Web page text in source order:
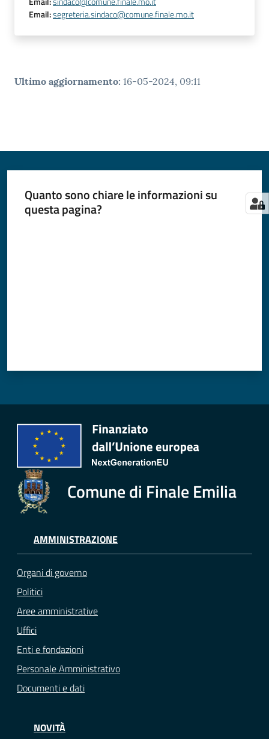
Email:segreteria.sindaco@comune.finale.mo.it
Ultimo aggiornamento: 16-05-2024, 09:11
Quanto sono chiare le informazioni su
questa pagina?
Comune di Finale Emilia
AMMINISTRAZIONE
Organi di governo
Politici
Aree amministrative
Uffici
Enti e fondazioni
Personale Amministrativo
Documenti e dati
NOVITÀ